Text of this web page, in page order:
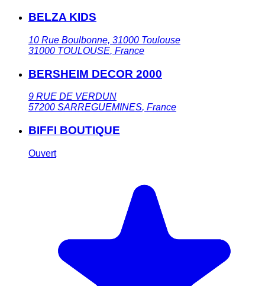
BELZA KIDS
10 Rue Boulbonne, 31000 Toulouse
31000 TOULOUSE, France
BERSHEIM DECOR 2000
9 RUE DE VERDUN
57200 SARREGUEMINES, France
BIFFI BOUTIQUE
Ouvert